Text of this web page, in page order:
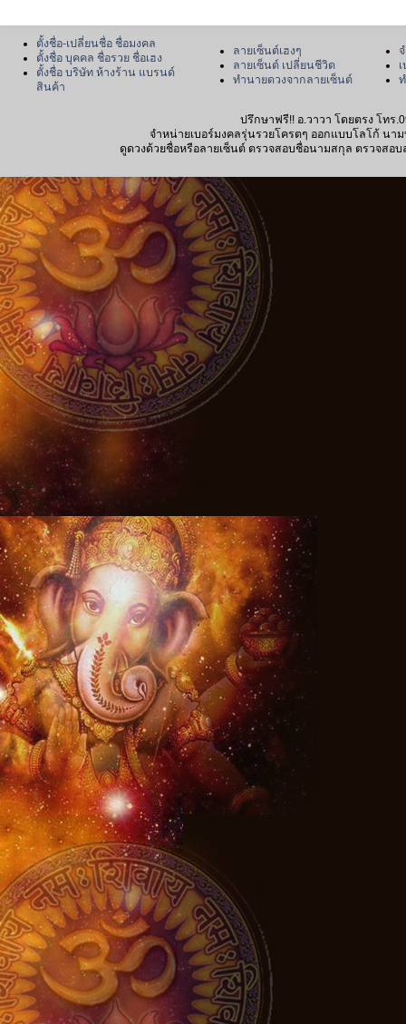
ตั้งชื่อ-เปลี่ยนชื่อ ชื่อมงคล
ตั้งชื่อ บุคคล ชื่อรวย ชื่อเฮง
ตั้งชื่อ บริษัท ห้างร้าน แบรนด์
สินค้า
ลายเซ็นต์เฮงๆ
ลายเซ็นต์ เปลี่ยนชีวิต
ทำนายดวงจากลายเซ็นต์
ปรึกษาฟรี!! อ.วาวา โดยตรง โทร
จำหน่ายเบอร์มงคลรุ่นรวยโครตๆ ออกแบบโลโก้ นา
ดูดวงด้วยชื่อหรือลายเซ็นต์ ตรวจสอบชื่อนามสกุล ตรวจสอ